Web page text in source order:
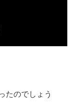
たのでしょう